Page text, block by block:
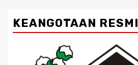
KEANGOTAAN RESMI